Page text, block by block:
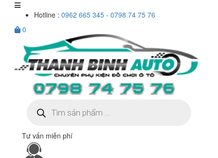
Hotline : 0962 665 345 - 0798 74 75 76
0
kiếm
sản
Tư vấn miễn phí